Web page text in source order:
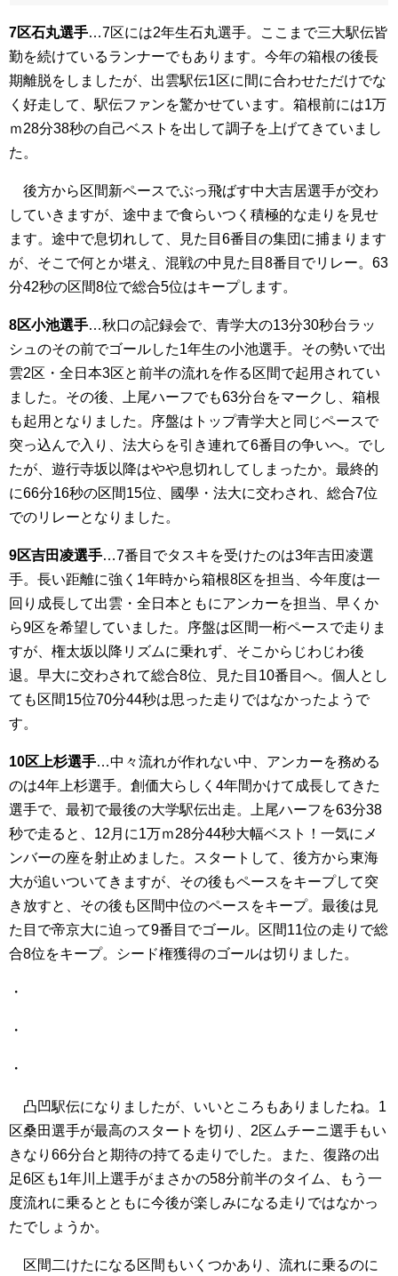
7区石丸選手…7区には2年生石丸選手。ここまで三大駅伝皆
勤を続けているランナーでもあります。今年の箱根の後長
期離脱をしましたが、出雲駅伝1区に間に合わせただけでな
く好走して、駅伝ファンを驚かせています。箱根前には1万
ｍ28分38秒の自己ベストを出して調子を上げてきていまし
た。
後方から区間新ペースでぶっ飛ばす中大吉居選手が交わ
していきますが、途中まで食らいつく積極的な走りを見せ
ます。途中で息切れして、見た目6番目の集団に捕まります
が、そこで何とか堪え、混戦の中見た目8番目でリレー。63
分42秒の区間8位で総合5位はキープします。
8区小池選手…秋口の記録会で、青学大の13分30秒台ラッ
シュのその前でゴールした1年生の小池選手。その勢いで出
雲2区・全日本3区と前半の流れを作る区間で起用されてい
ました。その後、上尾ハーフでも63分台をマークし、箱根
も起用となりました。序盤はトップ青学大と同じペースで
突っ込んで入り、法大らを引き連れて6番目の争いへ。でし
たが、遊行寺坂以降はやや息切れしてしまったか。最終的
に66分16秒の区間15位、國學・法大に交わされ、総合7位
でのリレーとなりました。
9区吉田凌選手…7番目でタスキを受けたのは3年吉田凌選
手。長い距離に強く1年時から箱根8区を担当、今年度は一
回り成長して出雲・全日本ともにアンカーを担当、早くか
ら9区を希望していました。序盤は区間一桁ペースで走りま
すが、権太坂以降リズムに乗れず、そこからじわじわ後
退。早大に交わされて総合8位、見た目10番目へ。個人とし
ても区間15位70分44秒は思った走りではなかったようで
す。
10区上杉選手…中々流れが作れない中、アンカーを務める
のは4年上杉選手。創価大らしく4年間かけて成長してきた
選手で、最初で最後の大学駅伝出走。上尾ハーフを63分38
秒で走ると、12月に1万ｍ28分44秒大幅ベスト！一気にメ
ンバーの座を射止めました。スタートして、後方から東海
大が追いついてきますが、その後もペースをキープして突
き放すと、その後も区間中位のペースをキープ。最後は見
た目で帝京大に迫って9番目でゴール。区間11位の走りで総
合8位をキープ。シード権獲得のゴールは切りました。
・
・
・
凸凹駅伝になりましたが、いいところもありましたね。1
区桑田選手が最高のスタートを切り、2区ムチーニ選手もい
きなり66分台と期待の持てる走りでした。また、復路の出
足6区も1年川上選手がまさかの58分前半のタイム、もう一
度流れに乗るとともに今後が楽しみになる走りではなかっ
たでしょうか。
区間二けたになる区間もいくつかあり、流れに乗るのに